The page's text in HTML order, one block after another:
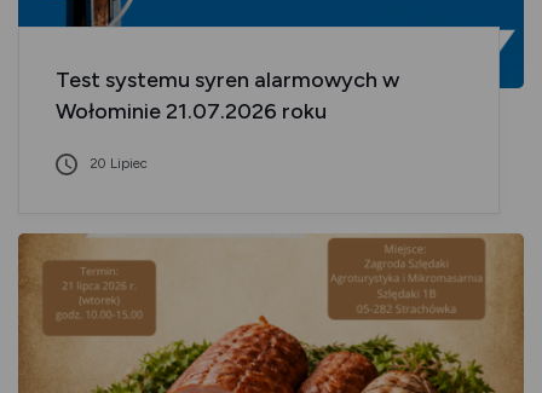
Test systemu syren alarmowych w
Wołominie 21.07.2026 roku
20 Lipiec